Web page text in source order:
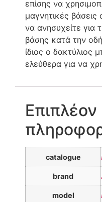
επίσης να
μαγνητικές βάσεις
να ανησυχείτε για
βάσης κατά την
ίδιος ο δακτύλιος
ελεύθερα για να
Επιπλέον
catalogue
brand
model